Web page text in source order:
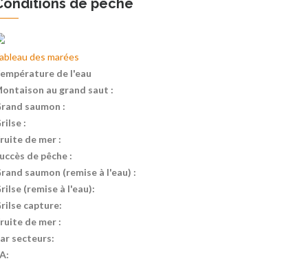
de pêche
des marées
de l'eau
au grand saut :
saumon :
:
de mer :
de pêche :
saumon (remise à l'eau) :
(remise à l'eau):
capture:
de mer :
secteurs: